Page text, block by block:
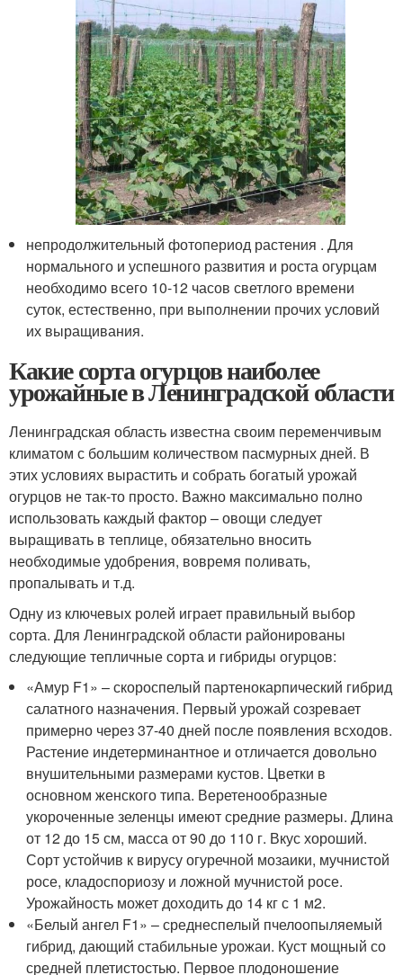
непродолжительный фотопериод растения . Для
нормального и успешного развития и роста огурцам
необходимо всего 10-12 часов светлого времени
суток, естественно, при выполнении прочих условий
их выращивания.
Какие сорта огурцов наиболее
урожайные в Ленинградской области
Ленинградская область известна своим переменчивым
климатом с большим количеством пасмурных дней. В
этих условиях вырастить и собрать богатый урожай
огурцов не так-то просто. Важно максимально полно
использовать каждый фактор – овощи следует
выращивать в теплице, обязательно вносить
необходимые удобрения, вовремя поливать,
пропалывать и т.д.
Одну из ключевых ролей играет правильный выбор
сорта. Для Ленинградской области районированы
следующие тепличные сорта и гибриды огурцов:
«Амур F1» – скороспелый партенокарпический гибрид
салатного назначения. Первый урожай созревает
примерно через 37-40 дней после появления всходов.
Растение индетерминантное и отличается довольно
внушительными размерами кустов. Цветки в
основном женского типа. Веретенообразные
укороченные зеленцы имеют средние размеры. Длина
от 12 до 15 см, масса от 90 до 110 г. Вкус хороший.
Сорт устойчив к вирусу огуречной мозаики, мучнистой
росе, кладоспориозу и ложной мучнистой росе.
Урожайность может доходить до 14 кг с 1 м2.
«Белый ангел F1» – среднеспелый пчелоопыляемый
гибрид, дающий стабильные урожаи. Куст мощный со
средней плетистостью. Первое плодоношение